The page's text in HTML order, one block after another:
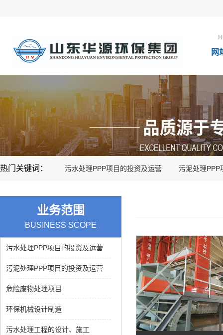
网
热门关键词： 污水处理PPP项目的投资及运营 污泥处理PPP
业务范围
BUSINESS SCOPE
污水处理PPP项目的投资及运营
污泥处理PPP项目的投资及运营
危险废物处理项目
环保机械设计制造
污水处理工程的设计、施工